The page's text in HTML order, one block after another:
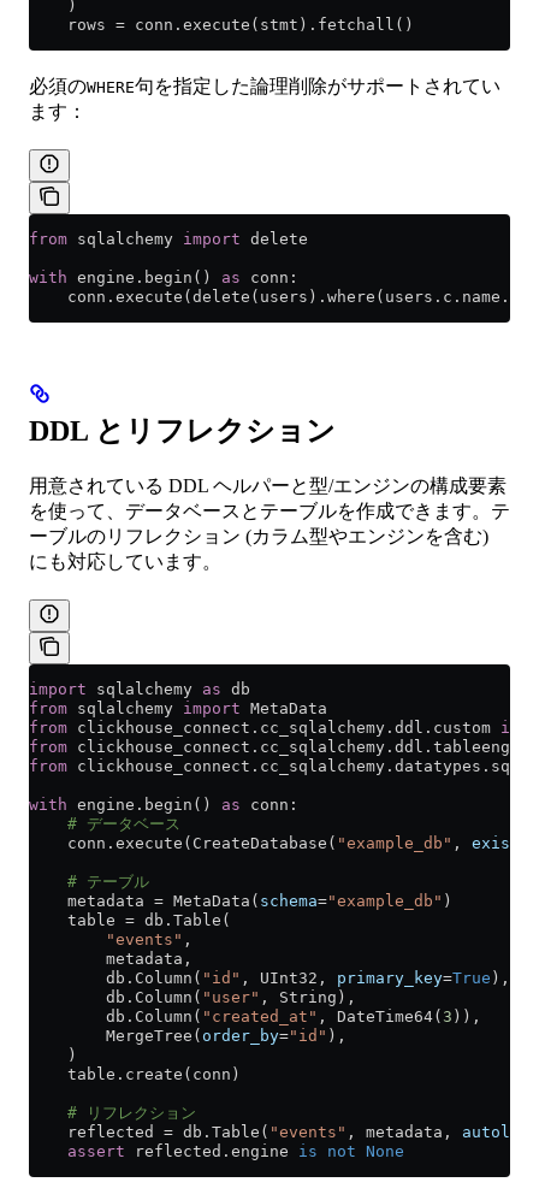
    )
    rows
= conn.execute(stmt).fetchall()
必須のWHERE句を指定した論理削除がサポートされてい
ます：
from sqlalchemy import delete
with engine.begin() as conn:
DDL とリフレクション
用意されている DDL ヘルパーと型/エンジンの構成要素
を使って、データベースとテーブルを作成できます。テ
ーブルのリフレクション (カラム型やエンジンを含む)
にも対応しています。
import sqlalchemy as db
from sqlalchemy import MetaData
from clickhouse_connect.cc_sqlalchemy.ddl.custom
from
from
with engine.begin() as conn:
    # データベース
    conn.execute(CreateDatabase(
"example_db" ,
    # テーブル
    metadata
= MetaData( schema="example_db" )
    table
= db.Table(
        "events"
,
        metadata,
        db.Column(
"id" , UInt32, primary_key=True ),
        db.Column(
"user" , String),
        db.Column(
"created_at" , DateTime64( 3 )),
        MergeTree(
order_by="id" ),
    )
    table.create(conn)
    # リフレクション
    reflected
= db.Table( "events" , metadata,
    assert
reflected.engine is not None